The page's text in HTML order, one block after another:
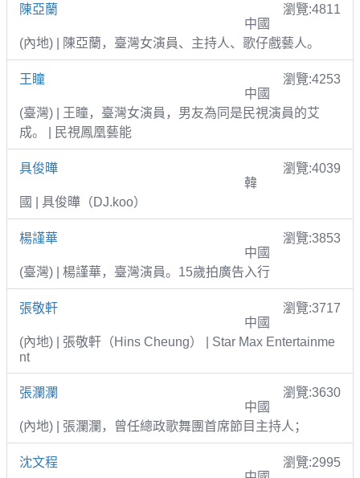
陳亞蘭
瀏覽:4811
中國
(內地) | 陳亞蘭，臺灣女演員、主持人、歌仔戲藝人。
王瞳
瀏覽:4253
中國
(臺灣) | 王瞳，臺灣女演員，男友為同是民視演員的艾
成。 | 民視鳳凰藝能
具俊曄
瀏覽:4039
韓
國 | 具俊曄（DJ.koo）
楊謹華
瀏覽:3853
中國
(臺灣) | 楊謹華，臺灣演員。15歲拍廣告入行
張敬軒
瀏覽:3717
中國
(內地) | 張敬軒（Hins Cheung） | Star Max Entertainme
nt
張瀾瀾
瀏覽:3630
中國
(內地) | 張瀾瀾，曾任總政歌舞團首席節目主持人；
沈文程
瀏覽:2995